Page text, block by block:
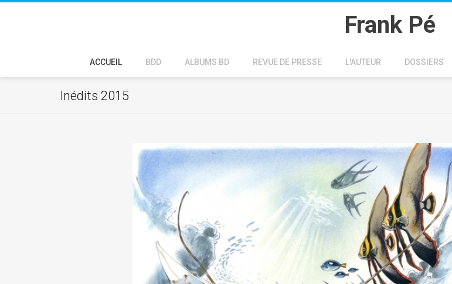
Frank Pé
ACCUEIL BDD ALBUMS BD REVUE DE PRESSE L'AUTEUR DOSSIERS
Inédits 2015